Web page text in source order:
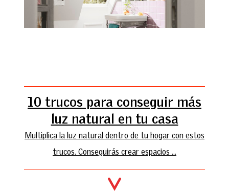
10 trucos para conseguir más
luz natural en tu casa
Multiplica la luz natural dentro de tu hogar con estos
trucos. Conseguirás crear espacios ...